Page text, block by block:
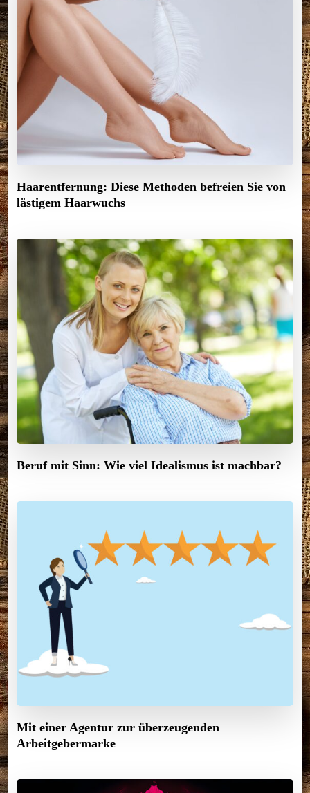
Haarentfernung: Diese Methoden befreien Sie von
lästigem Haarwuchs
Beruf mit Sinn: Wie viel Idealismus ist machbar?
Mit einer Agentur zur überzeugenden
Arbeitgebermarke